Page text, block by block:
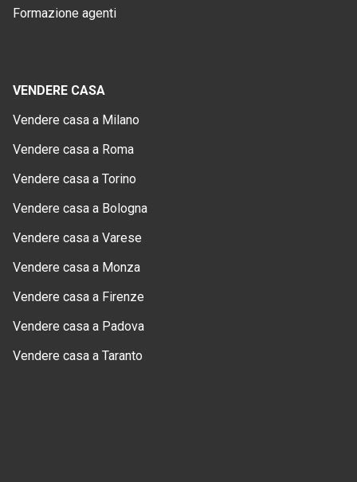
Formazione agenti
VENDERE CASA
Vendere casa a Milano
Vendere casa a Roma
Vendere casa a Torino
Vendere casa a Bologna
Vendere casa a Varese
Vendere casa a Monza
Vendere casa a Firenze
Vendere casa a Padova
Vendere casa a Taranto